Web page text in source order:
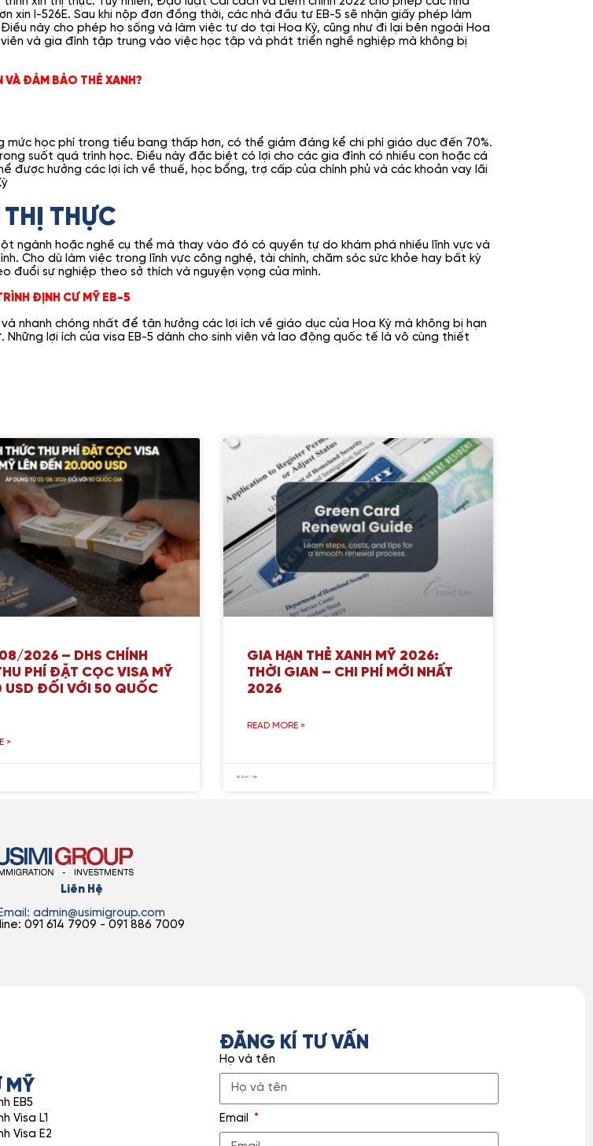
xin I-526E. Sau khi nộp đơn đồng thời, các nhà đầu tư EB-5 sẽ nhận giấy phép làm
này cho phép họ sống và làm việc tự do tại Hoa Kỳ, cũng như đi lại bên ngoài Hoa
và gia đình tập trung vào việc học tập và phát triển nghề nghiệp mà không bị
ĐẢM BẢO THẺ XANH?
mức học phí trong tiểu bang thấp hơn, có thể giảm đáng kể chi phí giáo dục đến 70%.
suốt quá trình học. Điều này đặc biệt có lợi cho các gia đình có nhiều con hoặc cá
được hưởng các lợi ích về thuế, học bổng, trợ cấp của chính phủ và các khoản vay lãi
THỰC
ngành hoặc nghề cụ thể mà thay vào đó có quyền tự do khám phá nhiều lĩnh vực và
Cho dù làm việc trong lĩnh vực công nghệ, tài chính, chăm sóc sức khỏe hay bất kỳ
đuổi sự nghiệp theo sở thích và nguyện vọng của mình.
ĐỊNH CƯ MỸ EB-5
nhanh chóng nhất để tận hưởng các lợi ích về giáo dục của Hoa Kỳ mà không bị hạn
lợi ích của visa EB-5 dành cho sinh viên và lao động quốc tế là vô cùng thiết
2026 – DHS CHÍNH
PHÍ ĐẶT CỌC VISA MỸ
ĐỐI VỚI 50 QUỐC
»
GIA HẠN THẺ XANH MỸ 2026:
THỜI GIAN – CHI PHÍ MỚI NHẤT
2026
READ MORE »
Liên Hệ
Email: admin@usimigroup.com
091 614 7909 - 091 886 7009
MỸ
EB5
Visa L1
Visa E2
ĐĂNG KÍ TƯ VẤN
Họ và tên
Email